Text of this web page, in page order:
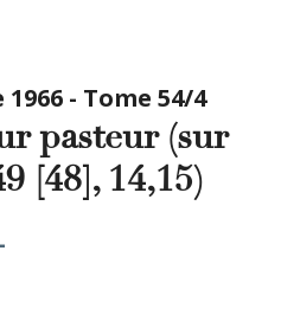
- Tome 54/4
pasteur (sur
[48], 14,15)